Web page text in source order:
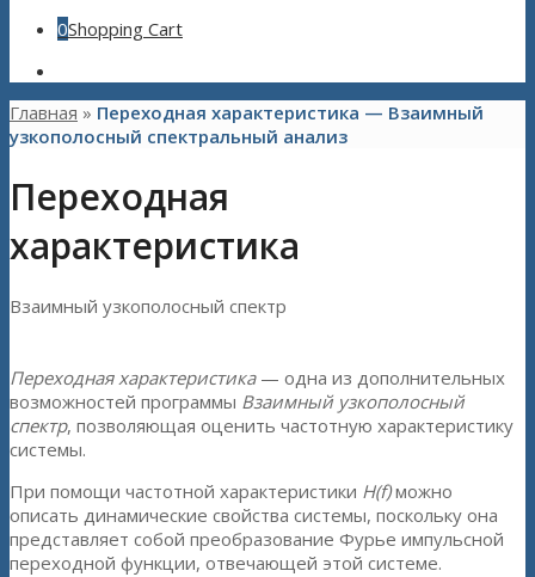
0Shopping Cart
Главная » Переходная характеристика — Взаимный
узкополосный спектральный анализ
Переходная
характеристика
Взаимный узкополосный спектр
Переходная характеристика— одна из дополнительных
возможностей программы Взаимный узкополосный
спектр, позволяющая оценить частотную характеристику
системы.
При помощи частотной характеристики H(f)можно
описать динамические свойства системы, поскольку она
представляет собой преобразование Фурье импульсной
переходной функции, отвечающей этой системе.